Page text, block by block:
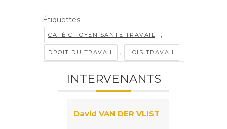
Étiquettes :
CAFÉ CITOYEN SANTÉ TRAVAIL ,
DROIT DU TRAVAIL , LOIS TRAVAIL
INTERVENANTS
David VAN DER VLIST